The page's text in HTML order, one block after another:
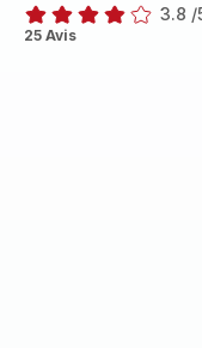
ratings.3.8
3.8 /
25 Avis